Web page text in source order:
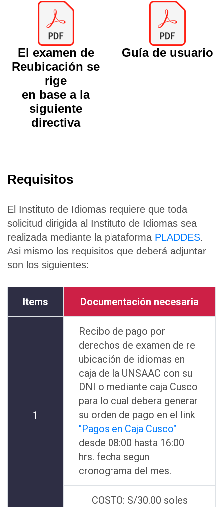
El examen de
Reubicación se
rige
en base a la
siguiente
directiva
Guía de usuario
Requisitos
El Instituto de Idiomas requiere que toda
solicitud dirigida al Instituto de Idiomas sea
realizada mediante la plataforma PLADDES.
Asi mismo los requisitos que deberá adjuntar
son los siguientes:
Items Documentación necesaria
1
Recibo de pago por
derechos de examen de re
ubicación de idiomas en
caja de la UNSAAC con su
DNI o mediante caja Cusco
para lo cual debera generar
su orden de pago en el link
"Pagos en Caja Cusco"
desde 08:00 hasta 16:00
hrs. fecha segun
cronograma del mes.
COSTO: S/30.00 soles